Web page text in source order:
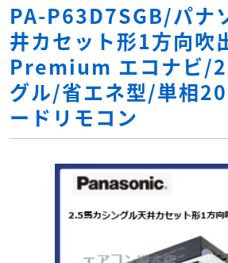
PA-P63D7SGB/パナ
井カセット形1方向吹
Premium エコナビ/
グル/省エネ型/単相
ードリモコン